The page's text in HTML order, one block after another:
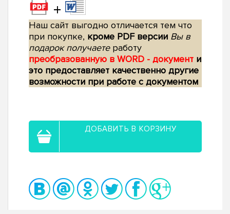
+
Наш сайт выгодно отличается тем что
при покупке, кроме PDF версии Вы в
подарок получаетеработу
преобразованную в WORD - документ и
это предоставляет качественно другие
возможности при работе с документом
ДОБАВИТЬ В КОРЗИНУ